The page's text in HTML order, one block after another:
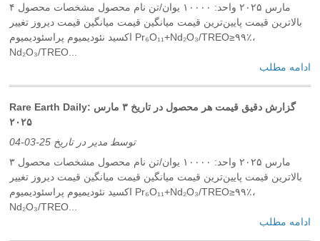
۴ مارس ۲۰۲۵ واحد: ۱۰۰۰۰ یوان/تن نام محصول مشخصات محصول
بالاترین قیمت پایین‌ترین قیمت میانگین قیمت میانگین قیمت دیروز تغییر
اکسید نئودیمیوم پراسئودیمیوم Pr₆O₁₁+Nd₂O₃/TREO≥۹۹٪،
Nd₂O₃/TREO...
ادامه مطلب
Rare Earth Daily: گزارش دقیق قیمت هر محصول در تاریخ ۳ مارس
۲۰۲۵
توسط مدیر در تاریخ 25-03-04
۳ مارس ۲۰۲۵ واحد: ۱۰۰۰۰ یوان/تن نام محصول مشخصات محصول
بالاترین قیمت پایین‌ترین قیمت میانگین قیمت میانگین قیمت دیروز تغییر
اکسید نئودیمیوم پراسئودیمیوم Pr₆O₁₁+Nd₂O₃/TREO≥۹۹٪،
Nd₂O₃/TREO...
ادامه مطلب